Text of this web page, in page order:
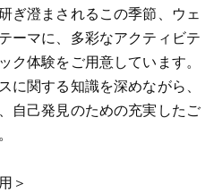
ぎ澄まされるこの季節、ウェ
ーマに、多彩なアクティビテ
ク体験をご用意しています。
に関する知識を深めながら、
自己発見のための充実したご
＞